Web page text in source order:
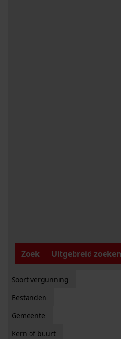
Zoek
Uitgebreid zoeken
Soort vergunning
Bestanden
Gemeente
Kern of buurt